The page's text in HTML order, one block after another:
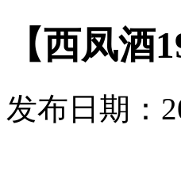
【西凤酒
发布日期：